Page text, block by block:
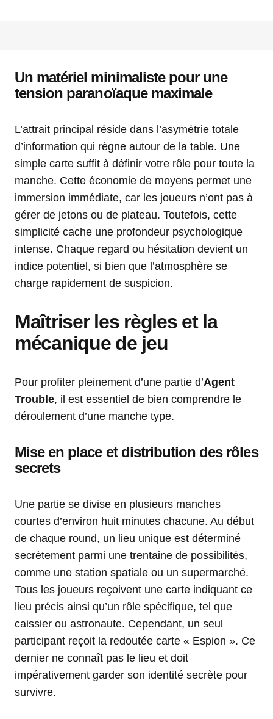
Un matériel minimaliste pour une
tension paranoïaque maximale
L’attrait principal réside dans l’asymétrie totale
d’information qui règne autour de la table. Une
simple carte suffit à définir votre rôle pour toute la
manche. Cette économie de moyens permet une
immersion immédiate, car les joueurs n’ont pas à
gérer de jetons ou de plateau. Toutefois, cette
simplicité cache une profondeur psychologique
intense. Chaque regard ou hésitation devient un
indice potentiel, si bien que l’atmosphère se
charge rapidement de suspicion.
Maîtriser les règles et la
mécanique de jeu
Pour profiter pleinement d’une partie d’Agent
Trouble, il est essentiel de bien comprendre le
déroulement d’une manche type.
Mise en place et distribution des rôles
secrets
Une partie se divise en plusieurs manches
courtes d’environ huit minutes chacune. Au début
de chaque round, un lieu unique est déterminé
secrètement parmi une trentaine de possibilités,
comme une station spatiale ou un supermarché.
Tous les joueurs reçoivent une carte indiquant ce
lieu précis ainsi qu’un rôle spécifique, tel que
caissier ou astronaute. Cependant, un seul
participant reçoit la redoutée carte « Espion ». Ce
dernier ne connaît pas le lieu et doit
impérativement garder son identité secrète pour
survivre.